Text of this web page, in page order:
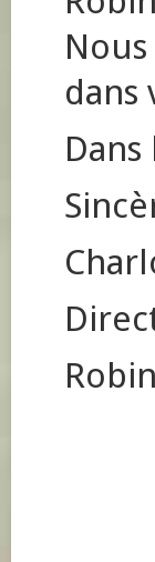
dans